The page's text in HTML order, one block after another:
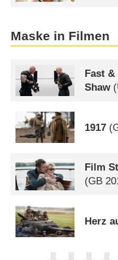
Maske in Filmen
Fast
Shaw (
1917 (
Film
(GB
Herz